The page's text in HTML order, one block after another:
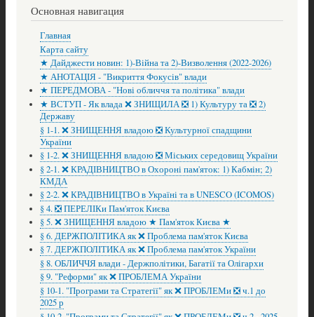
Основная навигация
Главная
Карта сайту
★ Дайджести новин: 1)-Війна та 2)-Визволення (2022-2026)
★ АНОТАЦІЯ - "Викриття Фокусів" влади
★ ПЕРЕДМОВА - "Нові обличчя та політика" влади
★ ВСТУП - Як влада ❌ ЗНИЩИЛА ❎ 1) Культуру та ❎ 2)
Державу
§ 1-1. ❌ ЗНИЩЕННЯ владою ❎ Культурної спадщини
України
§ 1-2. ❌ ЗНИЩЕННЯ владою ❎ Міських середовищ України
§ 2-1. ❌ КРАДІВНИЦТВО в Охороні пам'яток: 1) Кабмін; 2)
КМДА
§ 2-2. ❌ КРАДІВНИЦТВО в Україні та в UNESCO (ICOMOS)
§ 4. ❎ ПЕРЕЛІКи Пам'яток Києва
§ 5. ❌ ЗНИЩЕННЯ владою ★ Пам'яток Києва ★
§ 6. ДЕРЖПОЛІТИКА як ❌ Проблема пам'яток Києва
§ 7. ДЕРЖПОЛІТИКА як ❌ Проблема пам'яток України
§ 8. ОБЛИЧЧЯ влади - Держполітики, Багатії та Олігархи
§ 9. "Реформи" як ❌ ПРОБЛЕМА України
§ 10-1. "Програми та Стратегії" як ❌ ПРОБЛЕМи ❎ ч.1 до
2025 р